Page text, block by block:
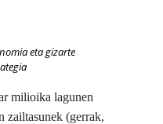
eta gizarte
milioika lagunen
zailtasunek (gerrak,